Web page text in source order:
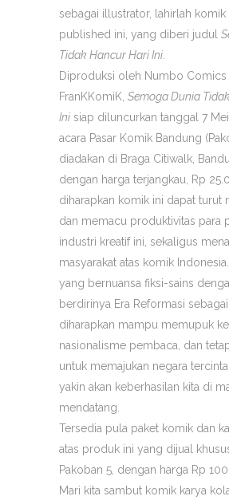
sebagai illustrator, lahirlah
published ini, yang diberi judul
Tidak Hancur Hari Ini
Diproduksi oleh Numbo Comics
FranKKomiK, Semoga Dunia
Ini siap diluncurkan tanggal 7
acara Pasar Komik Bandung
diadakan di Braga Citiwalk,
dengan harga terjangkau, Rp
diharapkan komik ini dapat turut
dan memacu produktivitas para
industri kreatif ini, sekaligus
masyarakat atas komik
yang bernuansa fiksi-sains
berdirinya Era Reformasi
diharapkan mampu memupuk
nasionalisme pembaca, dan
untuk memajukan negara
yakin akan keberhasilan kita di
mendatang.
Tersedia pula paket komik dan
atas produk ini yang dijual
Pakoban 5, dengan harga Rp
Mari kita sambut komik karya